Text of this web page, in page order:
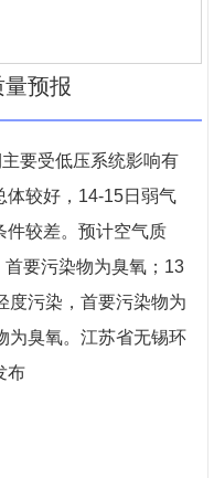
量预报
要受低压系统影响有
体较好，14-15日弱气
件较差。预计空气质
要污染物为臭氧；13
度污染，首要污染物为
为臭氧。江苏省无锡环
布